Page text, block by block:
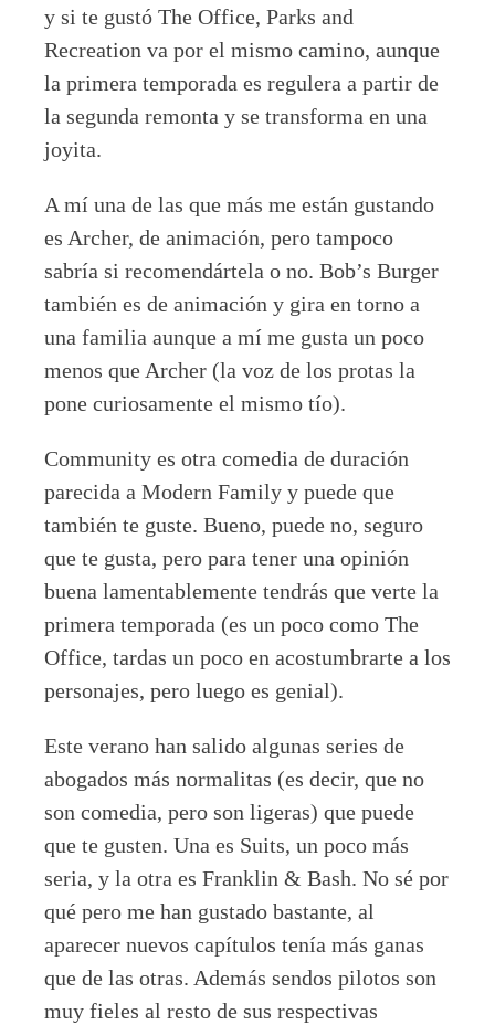
y si te gustó The Office, Parks and
Recreation va por el mismo camino, aunque
la primera temporada es regulera a partir de
la segunda remonta y se transforma en una
joyita.
A mí una de las que más me están gustando
es Archer, de animación, pero tampoco
sabría si recomendártela o no. Bob’s Burger
también es de animación y gira en torno a
una familia aunque a mí me gusta un poco
menos que Archer (la voz de los protas la
pone curiosamente el mismo tío).
Community es otra comedia de duración
parecida a Modern Family y puede que
también te guste. Bueno, puede no, seguro
que te gusta, pero para tener una opinión
buena lamentablemente tendrás que verte la
primera temporada (es un poco como The
Office, tardas un poco en acostumbrarte a los
personajes, pero luego es genial).
Este verano han salido algunas series de
abogados más normalitas (es decir, que no
son comedia, pero son ligeras) que puede
que te gusten. Una es Suits, un poco más
seria, y la otra es Franklin & Bash. No sé por
qué pero me han gustado bastante, al
aparecer nuevos capítulos tenía más ganas
que de las otras. Además sendos pilotos son
muy fieles al resto de sus respectivas